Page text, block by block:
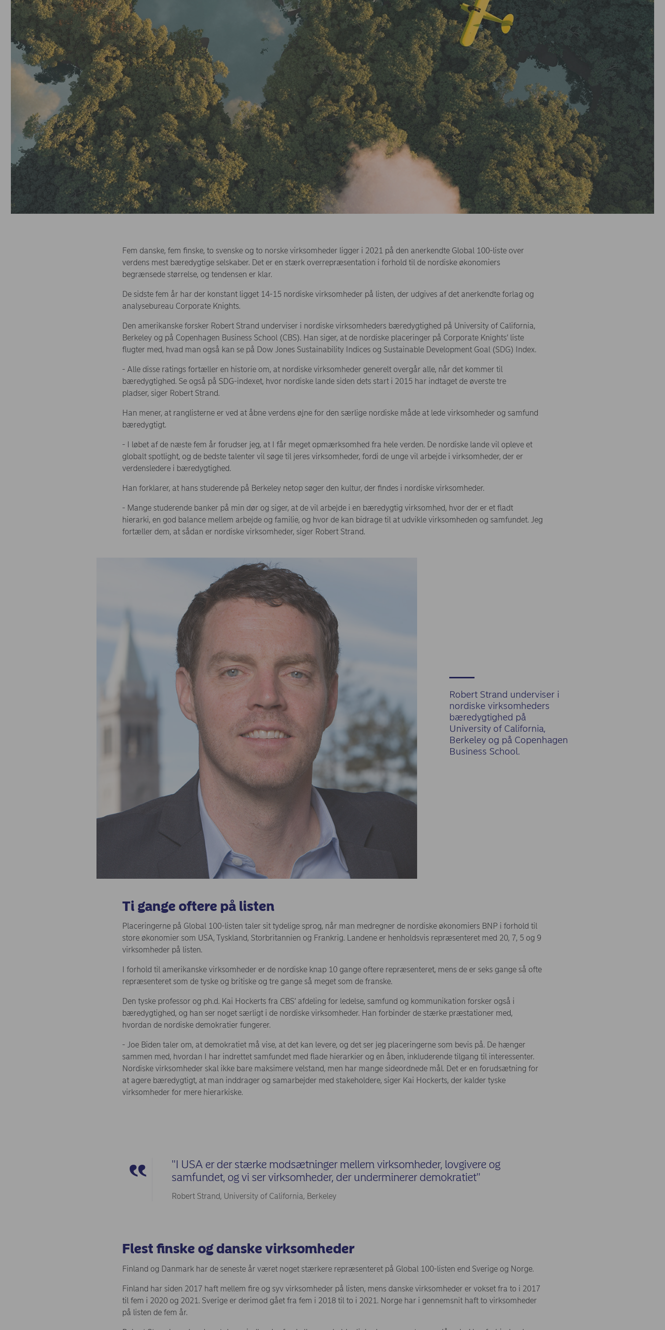
Fem danske, fem finske, to svenske og to norske virksomheder ligger i 2021 på den anerkendte Global 100-liste over
verdens mest bæredygtige selskaber. Det er en stærk overrepræsentation i forhold til de nordiske økonomiers
begrænsede størrelse, og tendensen er klar.
De sidste fem år har der konstant ligget 14-15 nordiske virksomheder på listen, der udgives af det anerkendte forlag og
analysebureau Corporate Knights.
Den amerikanske forsker Robert Strand underviser i nordiske virksomheders bæredygtighed på University of California,
Berkeley og på Copenhagen Business School (CBS). Han siger, at de nordiske placeringer på Corporate Knights’ liste
flugter med, hvad man også kan se på Dow Jones Sustainability Indices og Sustainable Development Goal (SDG) Index.
- Alle disse ratings fortæller en historie om, at nordiske virksomheder generelt overgår alle, når det kommer til
bæredygtighed. Se også på SDG-indexet, hvor nordiske lande siden dets start i 2015 har indtaget de øverste tre
pladser, siger Robert Strand.
Han mener, at ranglisterne er ved at åbne verdens øjne for den særlige nordiske måde at lede virksomheder og samfund
bæredygtigt.
- I løbet af de næste fem år forudser jeg, at I får meget opmærksomhed fra hele verden. De nordiske lande vil opleve et
globalt spotlight, og de bedste talenter vil søge til jeres virksomheder, fordi de unge vil arbejde i virksomheder, der er
verdensledere i bæredygtighed.
Han forklarer, at hans studerende på Berkeley netop søger den kultur, der findes i nordiske virksomheder.
- Mange studerende banker på min dør og siger, at de vil arbejde i en bæredygtig virksomhed, hvor der er et fladt
hierarki, en god balance mellem arbejde og familie, og hvor de kan bidrage til at udvikle virksomheden og samfundet. Jeg
fortæller dem, at sådan er nordiske virksomheder, siger Robert Strand.
Robert Strand underviser i
nordiske virksomheders
bæredygtighed på
University of California,
Berkeley og på Copenhagen
Business School.
Ti gange oftere på listen
Placeringerne på Global 100-listen taler sit tydelige sprog, når man medregner de nordiske økonomiers BNP i forhold til
store økonomier som USA, Tyskland, Storbritannien og Frankrig. Landene er henholdsvis repræsenteret med 20, 7, 5 og 9
virksomheder på listen.
I forhold til amerikanske virksomheder er de nordiske knap 10 gange oftere repræsenteret, mens de er seks gange så ofte
repræsenteret som de tyske og britiske og tre gange så meget som de franske.
Den tyske professor og ph.d. Kai Hockerts fra CBS’ afdeling for ledelse, samfund og kommunikation forsker også i
bæredygtighed, og han ser noget særligt i de nordiske virksomheder. Han forbinder de stærke præstationer med,
hvordan de nordiske demokratier fungerer.
- Joe Biden taler om, at demokratiet må vise, at det kan levere, og det ser jeg placeringerne som bevis på. De hænger
sammen med, hvordan I har indrettet samfundet med flade hierarkier og en åben, inkluderende tilgang til interessenter.
Nordiske virksomheder skal ikke bare maksimere velstand, men har mange sideordnede mål. Det er en forudsætning for
at agere bæredygtigt, at man inddrager og samarbejder med stakeholdere, siger Kai Hockerts, der kalder tyske
virksomheder for mere hierarkiske.
"I USA er der stærke modsætninger mellem virksomheder, lovgivere og
samfundet, og vi ser virksomheder, der underminerer demokratiet"
Robert Strand, University of California, Berkeley
Flest finske og danske virksomheder
Finland og Danmark har de seneste år været noget stærkere repræsenteret på Global 100-listen end Sverige og Norge.
Finland har siden 2017 haft mellem fire og syv virksomheder på listen, mens danske virksomheder er vokset fra to i 2017
til fem i 2020 og 2021. Sverige er derimod gået fra fem i 2018 til to i 2021. Norge har i gennemsnit haft to virksomheder
på listen de fem år.